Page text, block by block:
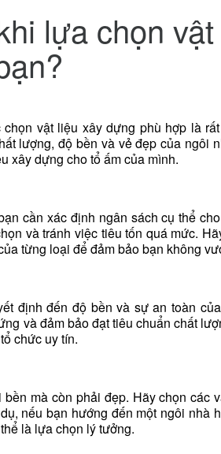
lựa chọn
vật liệu xây dựng phù hợp là
lượng, độ bền và vẻ đẹp của ngôi
xây dựng cho tổ ấm của mình.
cần xác định ngân sách cụ thể
và tránh việc tiêu tốn quá mức.
từng loại để đảm bảo bạn không
định đến độ bền và sự an toàn
và đảm bảo đạt tiêu chuẩn chất
chức uy tín.
mà còn phải đẹp. Hãy chọn các
nếu bạn hướng đến một ngôi nhà
là lựa chọn lý tưởng.